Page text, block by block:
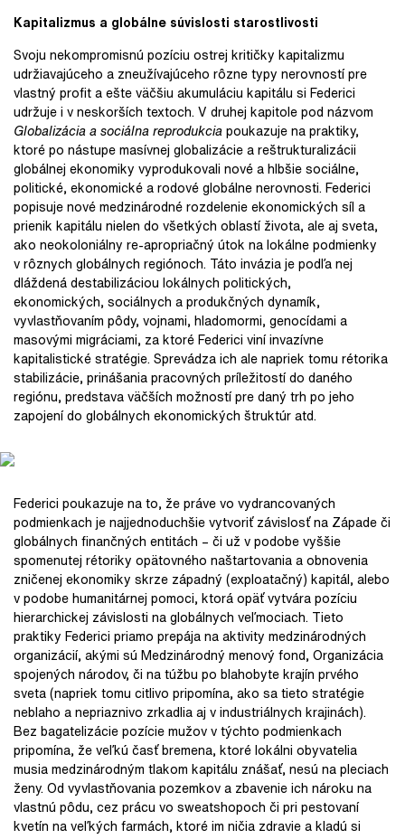
Kapitalizmus a globálne súvislosti starostlivosti
Svoju nekompromisnú pozíciu ostrej kritičky kapitalizmu
udržiavajúceho a zneužívajúceho rôzne typy nerovností pre
vlastný profit a ešte väčšiu akumuláciu kapitálu si Federici
udržuje i v neskorších textoch. V druhej kapitole pod názvom
Globalizácia a sociálna reprodukciapoukazuje na praktiky,
ktoré po nástupe masívnej globalizácie a reštrukturalizácii
globálnej ekonomiky vyprodukovali nové a hlbšie sociálne,
politické, ekonomické a rodové globálne nerovnosti. Federici
popisuje nové medzinárodné rozdelenie ekonomických síl a
prienik kapitálu nielen do všetkých oblastí života, ale aj sveta,
ako neokoloniálny re-apropriačný útok na lokálne podmienky
v rôznych globálnych regiónoch. Táto invázia je podľa nej
dláždená destabilizáciou lokálnych politických,
ekonomických, sociálnych a produkčných dynamík,
vyvlastňovaním pôdy, vojnami, hladomormi, genocídami a
masovými migráciami, za ktoré Federici viní invazívne
kapitalistické stratégie. Sprevádza ich ale napriek tomu rétorika
stabilizácie, prinášania pracovných príležitostí do daného
regiónu, predstava väčších možností pre daný trh po jeho
zapojení do globálnych ekonomických štruktúr atd.
Federici poukazuje na to, že práve vo vydrancovaných
podmienkach je najjednoduchšie vytvoriť závislosť na Západe či
globálnych finančných entitách – či už v podobe vyššie
spomenutej rétoriky opätovného naštartovania a obnovenia
zničenej ekonomiky skrze západný (exploatačný) kapitál, alebo
v podobe humanitárnej pomoci, ktorá opäť vytvára pozíciu
hierarchickej závislosti na globálnych veľmociach. Tieto
praktiky Federici priamo prepája na aktivity medzinárodných
organizácií, akými sú Medzinárodný menový fond, Organizácia
spojených národov, či na túžbu po blahobyte krajín prvého
sveta (napriek tomu citlivo pripomína, ako sa tieto stratégie
neblaho a nepriaznivo zrkadlia aj v industriálnych krajinách).
Bez bagatelizácie pozície mužov v týchto podmienkach
pripomína, že veľkú časť bremena, ktoré lokálni obyvatelia
musia medzinárodným tlakom kapitálu znášať, nesú na pleciach
ženy. Od vyvlastňovania pozemkov a zbavenie ich nároku na
vlastnú pôdu, cez prácu vo sweatshopoch či pri pestovaní
kvetín na veľkých farmách, ktoré im ničia zdravie a kladú si